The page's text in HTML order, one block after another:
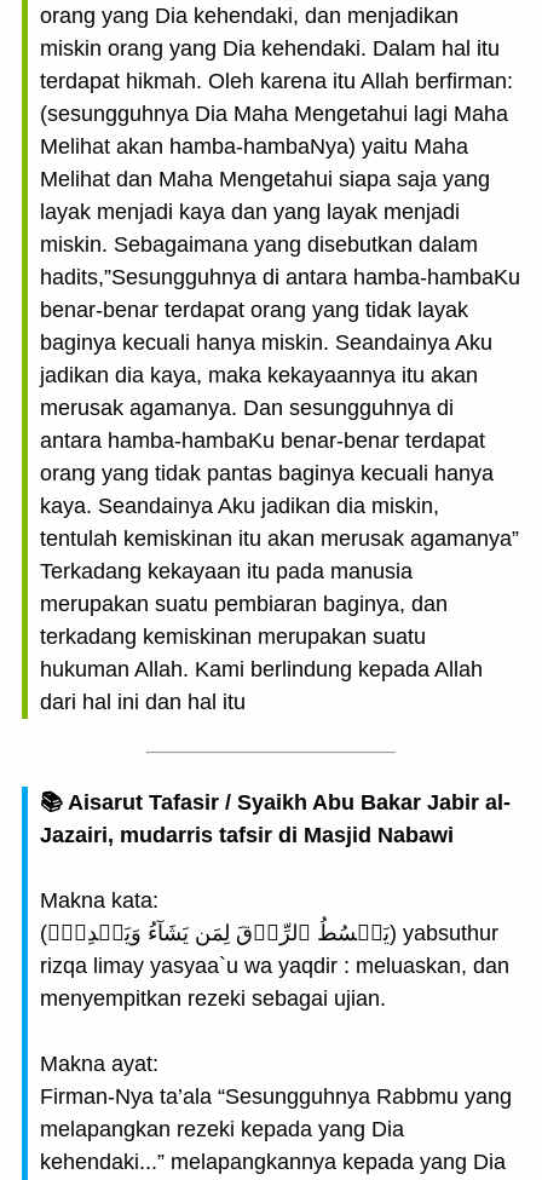
orang yang Dia kehendaki, dan menjadikan
miskin orang yang Dia kehendaki. Dalam hal itu
terdapat hikmah. Oleh karena itu Allah berfirman:
(sesungguhnya Dia Maha Mengetahui lagi Maha
Melihat akan hamba-hambaNya) yaitu Maha
Melihat dan Maha Mengetahui siapa saja yang
layak menjadi kaya dan yang layak menjadi
miskin. Sebagaimana yang disebutkan dalam
hadits,”Sesungguhnya di antara hamba-hambaKu
benar-benar terdapat orang yang tidak layak
baginya kecuali hanya miskin. Seandainya Aku
jadikan dia kaya, maka kekayaannya itu akan
merusak agamanya. Dan sesungguhnya di
antara hamba-hambaKu benar-benar terdapat
orang yang tidak pantas baginya kecuali hanya
kaya. Seandainya Aku jadikan dia miskin,
tentulah kemiskinan itu akan merusak agamanya”
Terkadang kekayaan itu pada manusia
merupakan suatu pembiaran baginya, dan
terkadang kemiskinan merupakan suatu
hukuman Allah. Kami berlindung kepada Allah
dari hal ini dan hal itu
📚 Aisarut Tafasir / Syaikh Abu Bakar Jabir al-
Jazairi, mudarris tafsir di Masjid Nabawi
Makna kata:
(يَبۡسُطُ ٱلرِّزۡقَ لِمَن يَشَآءُ وَيَقۡدِرُۚ) yabsuthur
rizqa limay yasyaa`u wa yaqdir : meluaskan, dan
menyempitkan rezeki sebagai ujian.
Makna ayat:
Firman-Nya ta’ala “Sesungguhnya Rabbmu yang
melapangkan rezeki kepada yang Dia
kehendaki...” melapangkannya kepada yang Dia